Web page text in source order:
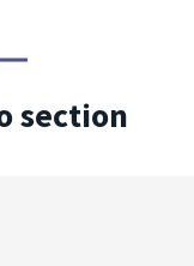
section